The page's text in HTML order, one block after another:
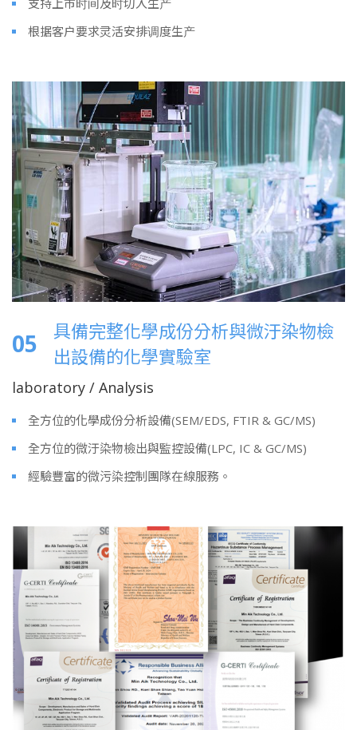
根据客户要求灵活安排调度生产
05
具備完整化學成份分析與微汙染物檢
出設備的化學實驗室
laboratory / Analysis
全方位的化學成份分析設備(SEM/EDS, FTIR & GC/MS)
全方位的微汙染物檢出與監控設備(LPC, IC & GC/MS)
經驗豐富的微污染控制團隊在線服務。